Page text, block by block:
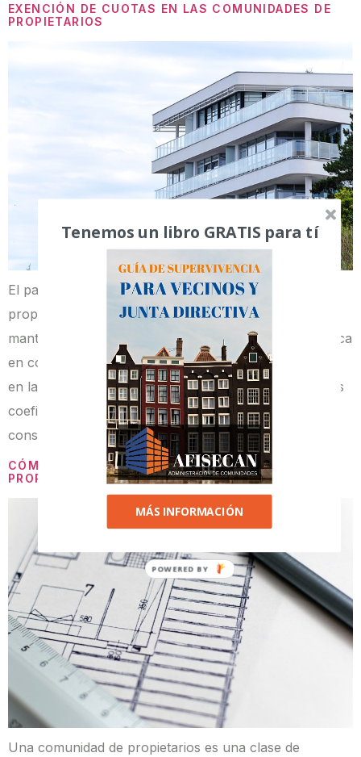
EXENCIÓN DE CUOTAS EN LAS COMUNIDADES DE
PROPIETARIOS
El pago puntual de las cuotas de tu comunidad de
propietarios es imprescindible para conseguir que el
mantenimiento y conservación de la misma se produzca
en condiciones óptimas. Por norma general, la forma
en la que debes contribuir se determina a través de los
coeficientes de participación asignados en el título
constitutivo o en los estatutos. […]
CÓMO CONSTITUIR UNA COMUNIDAD DE
PROPIETARIOS
Una comunidad de propietarios es una clase de
Tenemos un libro GRATIS para tí
MÁS INFORMACIÓN
POWERED
BY